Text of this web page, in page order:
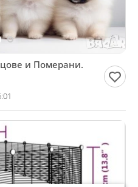
и Померани.